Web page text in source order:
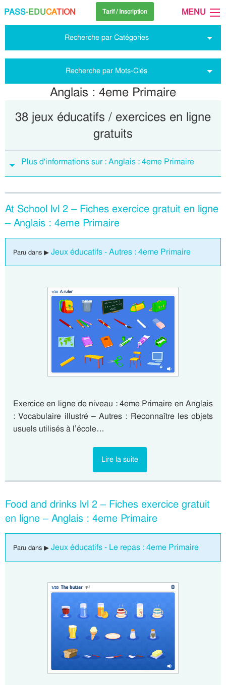
PASS-EDUCATION Tarif / Inscription MENU
Recherche par Catégories
Recherche par Mots-Clés
Anglais : 4eme Primaire
38 jeux éducatifs / exercices en ligne
gratuits
Plus d'informations sur : Anglais : 4eme Primaire
At School lvl 2 – Fiches exercice gratuit en ligne
– Anglais : 4eme Primaire
Paru dans ▶ Jeux éducatifs - Autres : 4eme Primaire
Exercice en ligne de niveau : 4eme Primaire en Anglais
: Vocabulaire illustré – Autres : Reconnaître les objets
usuels utilisés à l’école…
Lire la suite
Food and drinks lvl 2 – Fiches exercice gratuit
en ligne – Anglais : 4eme Primaire
Paru dans ▶ Jeux éducatifs - Le repas : 4eme Primaire